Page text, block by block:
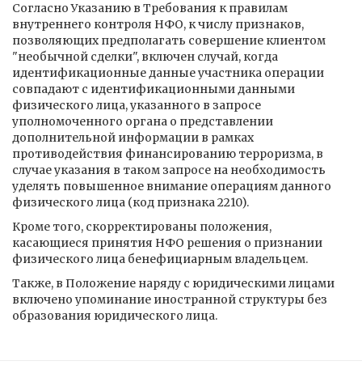
Согласно Указанию в Требования к правилам
внутреннего контроля НФО, к числу признаков,
позволяющих предполагать совершение клиентом
"необычной сделки", включен случай, когда
идентификационные данные участника операции
совпадают с идентификационными данными
физического лица, указанного в запросе
уполномоченного органа о представлении
дополнительной информации в рамках
противодействия финансированию терроризма, в
случае указания в таком запросе на необходимость
уделять повышенное внимание операциям данного
физического лица (код признака 2210).
Кроме того, скорректированы положения,
касающиеся принятия НФО решения о признании
физического лица бенефициарным владельцем.
Также, в Положение наряду с юридическими лицами
включено упоминание иностранной структуры без
образования юридического лица.